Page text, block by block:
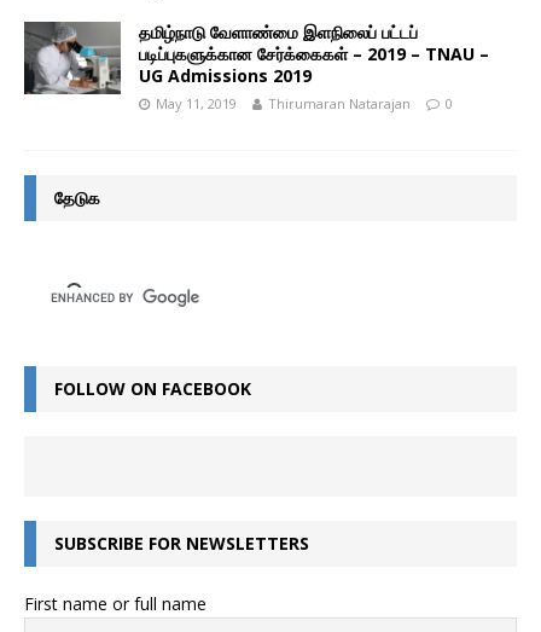
தமிழ்நாடு வேளாண்மை இளநிலைப் பட்டப்
படிப்புகளுக்கான சேர்க்கைகள் – 2019 – TNAU –
UG Admissions 2019
May 11, 2019 Thirumaran Natarajan 0
தேடுக
FOLLOW ON FACEBOOK
SUBSCRIBE FOR NEWSLETTERS
First name or full name